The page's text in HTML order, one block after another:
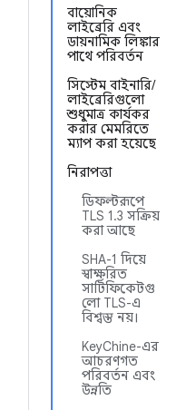
বায়োনিক
লাইব্রেরি এবং
ডায়নামিক লিঙ্কার
পাথে পরিবর্তন
সিস্টেম বাইনারি/
লাইব্রেরিগুলো
শুধুমাত্র কার্যকর
করার মেমরিতে
ম্যাপ করা হয়েছে
নিরাপত্তা
ডিফল্টরূপে
TLS 1.3 সক্রিয়
করা আছে
SHA-1 দিয়ে
স্বাক্ষরিত
সার্টিফিকেটগু
লো TLS-এ
বিশ্বস্ত নয়।
KeyChine-এর
আচরণগত
পরিবর্তন এবং
উন্নতি